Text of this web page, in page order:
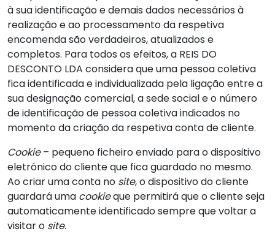
à sua identificação e demais dados necessários à
realização e ao processamento da respetiva
encomenda são verdadeiros, atualizados e
completos. Para todos os efeitos, a REIS DO
DESCONTO LDA considera que uma pessoa coletiva
fica identificada e individualizada pela ligação entre a
sua designação comercial, a sede social e o número
de identificação de pessoa coletiva indicados no
momento da criação da respetiva conta de cliente.
Cookie– pequeno ficheiro enviado para o dispositivo
eletrónico do cliente que fica guardado no mesmo.
Ao criar uma conta no site, o dispositivo do cliente
guardará uma cookieque permitirá que o cliente seja
automaticamente identificado sempre que voltar a
visitar o site.